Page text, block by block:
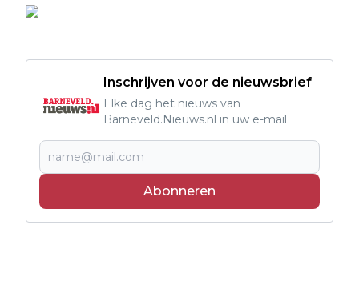
Inschrijven voor de nieuwsbrief
Elke dag het nieuws van
Barneveld.Nieuws.nl in uw e-mail.
Abonneren